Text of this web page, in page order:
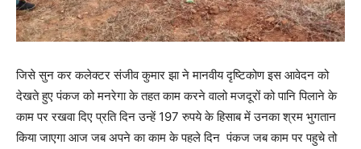
जिसे सुन कर कलेक्टर संजीव कुमार झा ने मानवीय दृष्टिकोण इस आवेदन को
देखते हुए पंकज को मनरेगा के तहत काम करने वालो मजदूरों को पानि पिलाने के
काम पर रखवा दिए प्रति दिन उन्हें 197 रुपये के हिसाब में उनका श्रम भुगतान
किया जाएगा आज जब अपने का काम के पहले दिन पंकज जब काम पर पहुचे तो